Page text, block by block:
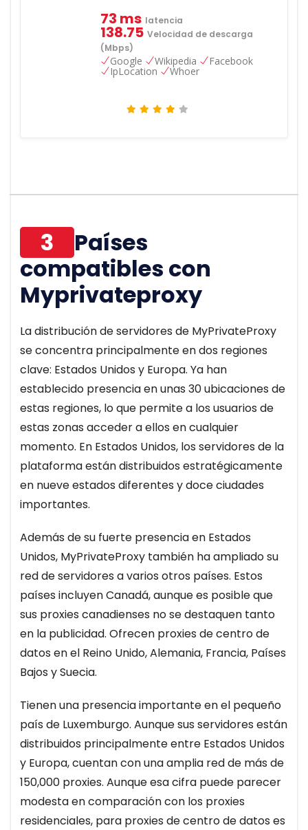
73 ms latencia
138.75 Velocidad de descarga
(Mbps)
Google Wikipedia Facebook
IpLocation Whoer
3
Países
compatibles con
Myprivateproxy
La distribución de servidores de MyPrivateProxy
se concentra principalmente en dos regiones
clave: Estados Unidos y Europa. Ya han
establecido presencia en unas 30 ubicaciones de
estas regiones, lo que permite a los usuarios de
estas zonas acceder a ellos en cualquier
momento. En Estados Unidos, los servidores de la
plataforma están distribuidos estratégicamente
en nueve estados diferentes y doce ciudades
importantes.
Además de su fuerte presencia en Estados
Unidos, MyPrivateProxy también ha ampliado su
red de servidores a varios otros países. Estos
países incluyen Canadá, aunque es posible que
sus proxies canadienses no se destaquen tanto
en la publicidad. Ofrecen proxies de centro de
datos en el Reino Unido, Alemania, Francia, Países
Bajos y Suecia.
Tienen una presencia importante en el pequeño
país de Luxemburgo. Aunque sus servidores están
distribuidos principalmente entre Estados Unidos
y Europa, cuentan con una amplia red de más de
150,000 proxies. Aunque esa cifra puede parecer
modesta en comparación con los proxies
residenciales, para proxies de centro de datos es